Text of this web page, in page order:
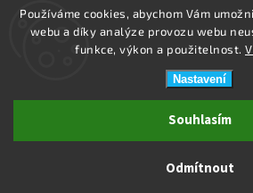
Používáme cookies, abychom Vám
webu a díky analýze provozu webu
funkce, výkon a použitelnost.
Nastavení
Odmítnout
Souhlasím
Přihlásit se
ZDRAVOTNÍ POTŘEBY
Upravit nastavení